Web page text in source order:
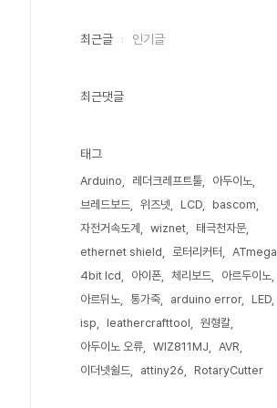
최근글 인기글
최근댓글
태그
Arduino 레더크레프트툴
아두이노
브레드보드
위즈넷 LCD
bascom
자전거속도계
wiznet
태극천자문
ethernet shield
로터리커터
ATmega
4bit lcd
아이폰 체리보드
아르두이노
아르뒤노
통가죽 arduino error
LED
isp
leathercrafttool
원형칼
아두이노 오류
WIZ811MJ
AVR
이더넷쉴드
attiny26 RotaryCutter